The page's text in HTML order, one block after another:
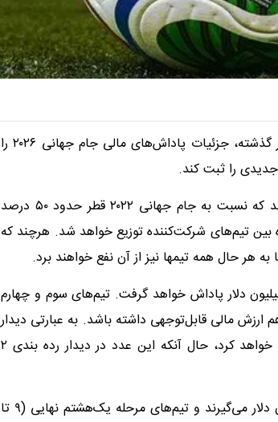
، فدراسیون جهانی فوتبال در نشست سالیانه خود در دسامبر گذشته، جزئیات پاداش‌های مالی جام جهانی ۲۰۲۶ را
بر اساس اعلام فیفا، مجموع کمک مالی این تورنمنت به ۷۲۷ میلیون دلار می‌رسد که نسبت به جام جهانی ۲۰۲۲ قطر حدود ۵۰ درصد
۶۵۵ میلیون دلار، به‌عنوان جایزه بین تیم‌های شرکت‌کننده توزیع خواهد شد. هرچند که
به هر حال همه تیمها نیز از آن نفع خواهند برد.
ساختار، تیم قهرمان ۵۰ میلیون دلار دریافت می‌کند و نایب‌قهرمان ۳۳ میلیون دلار پاداش خواهد گرفت. تیم‌های سوم و چهارم
هم ارزش مالی قابل‌توجهی داشته باشد. به عبارتی دیدار
فینال علاوه بر مسئله قهرمانی، تفاوت ۱۷ میلیون دلاری را برای تیم برنده تعیین خواهد کرد، حال آنکه این عدد در دیدار رده بندی ۲
تیم‌های حذف‌شده در مراحل یک‌چهارم نهایی (رتبه‌های ۵ تا ۸) هرکدام ۱۹ میلیون دلار می‌گیرند و تیم‌های مرحله یک‌هشتم نهایی (۹ تا